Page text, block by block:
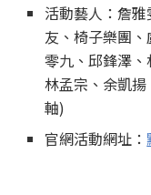
活動藝人：詹
友、椅子樂團
零九、邱鋒澤、
林孟宗、余凱
軸)
官網活動網址：